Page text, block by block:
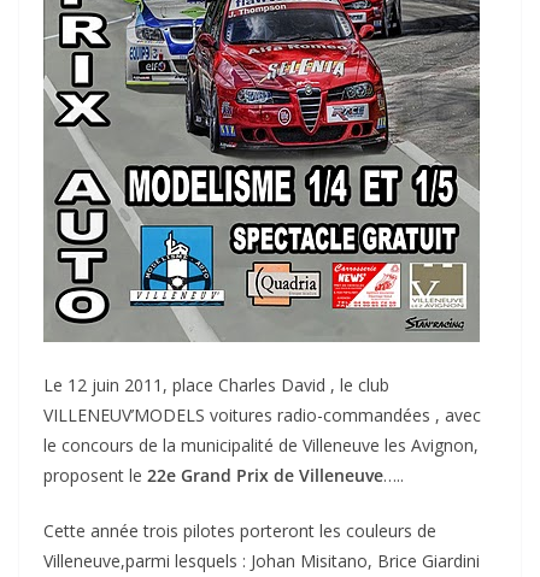
Le 12 juin 2011, place Charles David , le club
VILLENEUV’MODELS voitures radio-commandées , avec
le concours de la municipalité de Villeneuve les Avignon,
proposent le 22e Grand Prix de Villeneuve…..
Cette année trois pilotes porteront les couleurs de
Villeneuve,parmi lesquels : Johan Misitano, Brice Giardini